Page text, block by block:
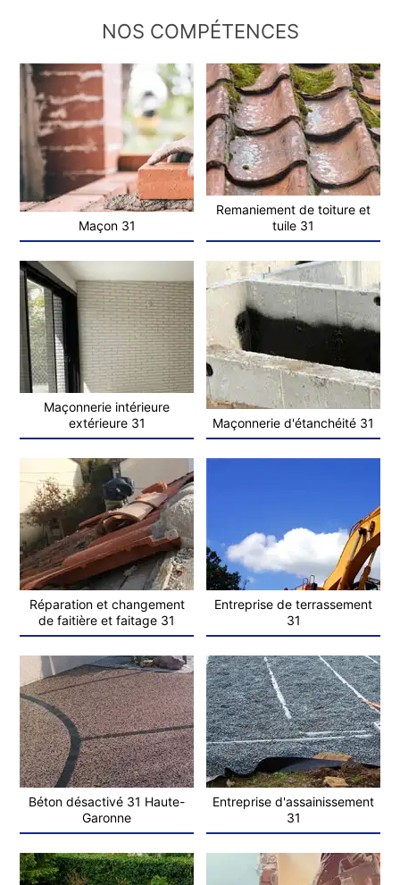
NOS COMPÉTENCES
Maçon 31
Remaniement de toiture et
tuile 31
Maçonnerie intérieure
extérieure 31
Maçonnerie d'étanchéité 31
Réparation et changement
de faitière et faitage 31
Entreprise de terrassement
31
Béton désactivé 31 Haute-
Garonne
Entreprise d'assainissement
31